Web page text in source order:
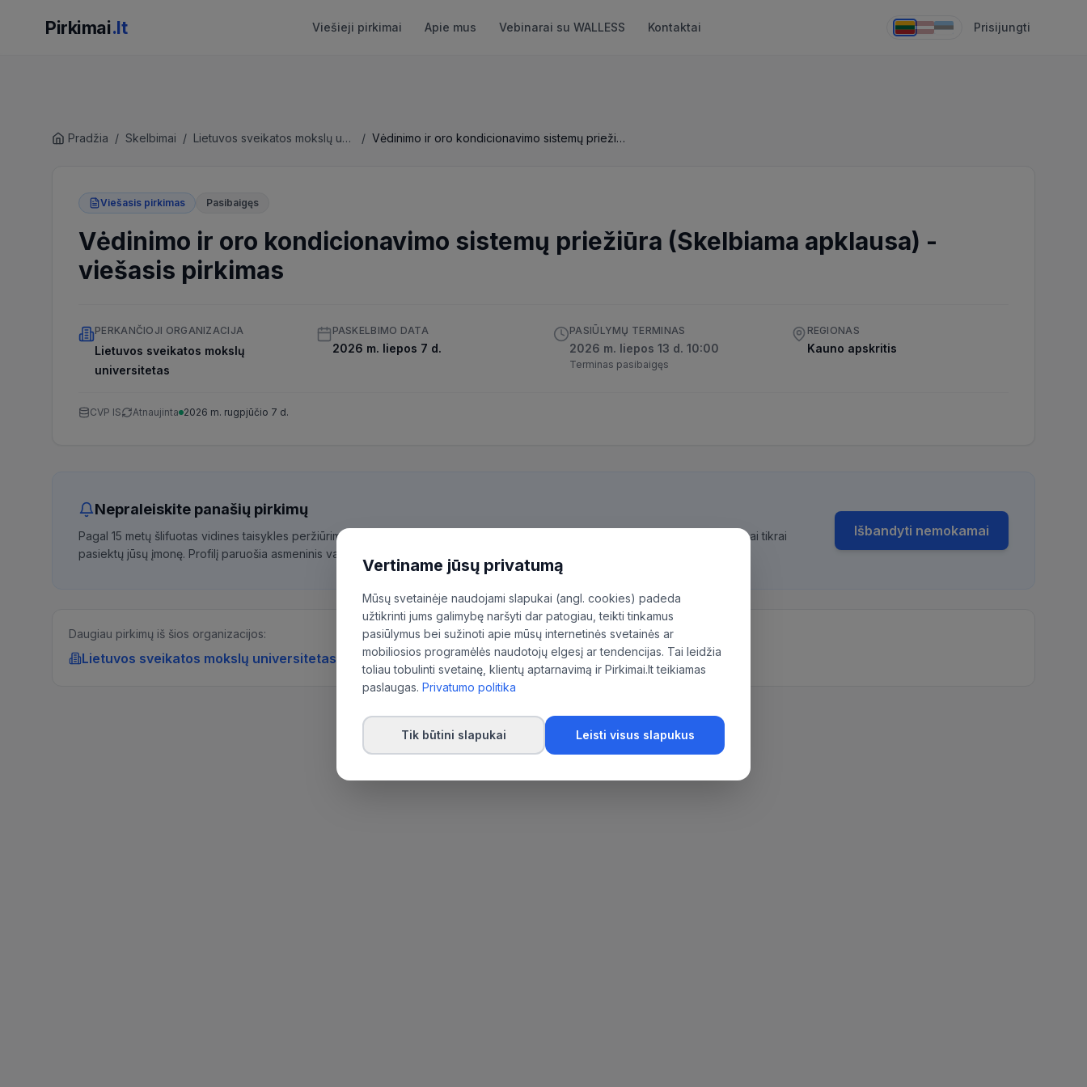
Pirkimai.lt Viešieji pirkimai Apie mus Vebinarai su WALLESS Kontaktai Prisijungti
Pradžia / Skelbimai / Lietuvos sveikatos mokslų universitetas / Vėdinimo ir oro kondicionavimo sistemų priežiūra (Skelbiama apklausa)
Viešasis pirkimas Pasibaigęs
Vėdinimo ir oro kondicionavimo sistemų priežiūra (Skelbiama apklausa) -
viešasis pirkimas
PERKANČIOJI ORGANIZACIJA
Lietuvos sveikatos mokslų
universitetas
PASKELBIMO DATA
2026 m. liepos 7 d.
PASIŪLYMŲ TERMINAS
2026 m. liepos 13 d. 10:00
Terminas pasibaigęs
REGIONAS
Kauno apskritis
CVP IS Atnaujinta 2026 m. rugpjūčio 7 d.
Nepraleiskite panašių pirkimų
Pagal 15 metų šlifuotas vidines taisykles peržiūrime kiekvieną pirkimą ir patiksliname 35,96% BVPŽ kodų, kad aktualūs skelbimai tikrai
pasiektų jūsų įmonę. Profilį paruošia asmeninis vadybininkas.
Išbandyti nemokamai
Daugiau pirkimų iš šios organizacijos:
Lietuvos sveikatos mokslų universitetas
Vertiname jūsų privatumą
Mūsų svetainėje naudojami slapukai (angl. cookies) padeda
užtikrinti jums galimybę naršyti dar patogiau, teikti tinkamus
pasiūlymus bei sužinoti apie mūsų internetinės svetainės ar
mobiliosios programėlės naudotojų elgesį ar tendencijas. Tai leidžia
toliau tobulinti svetainę, klientų aptarnavimą ir Pirkimai.lt teikiamas
paslaugas. Privatumo politika
Tik būtini slapukai Leisti visus slapukus